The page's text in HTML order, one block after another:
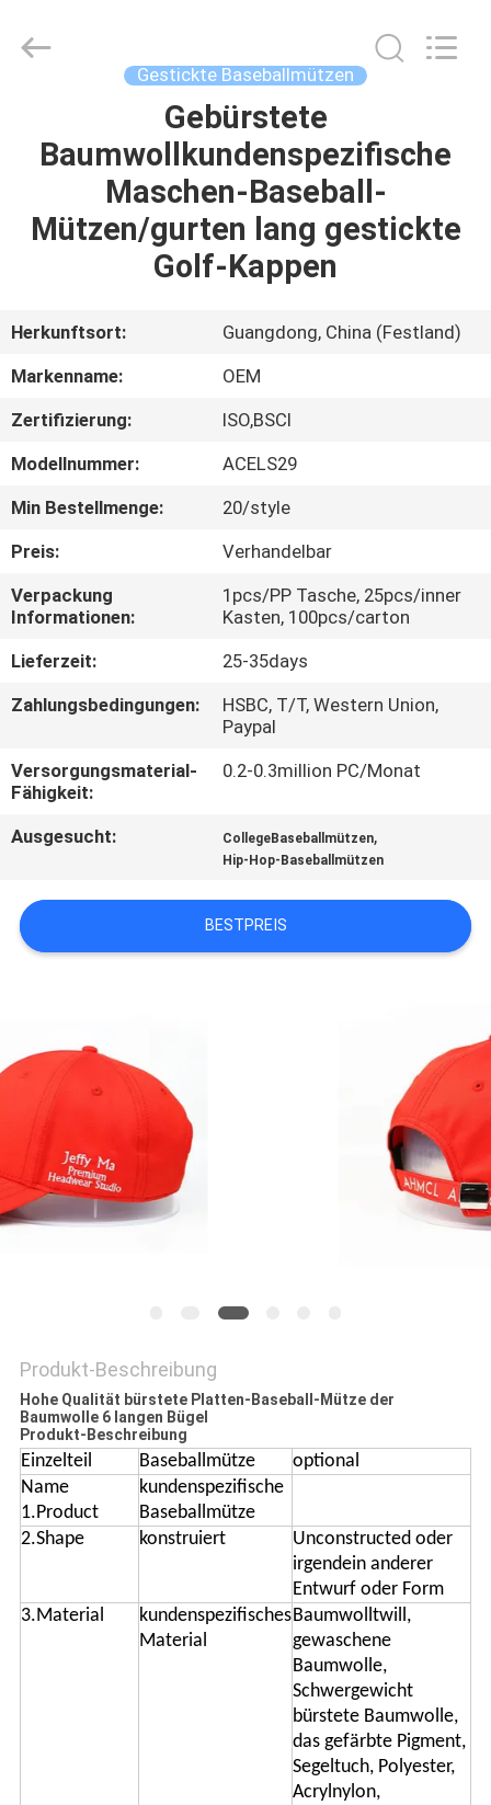
PRODUKTE
FABRIK-
QUALITÄTSKONTROLLE
TRETEN
SIE
MIT
UNS
IN
VERBINDUNG
NACHRICHTEN
SITEMAP
POLICY
Ltd..
Gestickte Baseballmützen
Gebürstete
Baumwollkundenspezifische
Maschen-Baseball-
Mützen/gurten lang gestickte
Golf-Kappen
Herkunftsort:
Guangdong, China (Festland)
Markenname:
OEM
Zertifizierung:
ISO,BSCI
Modellnummer:
ACELS29
Min Bestellmenge:
20/style
Preis:
Verhandelbar
Verpackung
Informationen:
1pcs/PP Tasche, 25pcs/inner
Kasten, 100pcs/carton
Lieferzeit:
25-35days
Zahlungsbedingungen:
HSBC, T/T, Western Union,
Paypal
Versorgungsmaterial-
Fähigkeit:
0.2-0.3million PC/Monat
Ausgesucht: CollegeBaseballmützen,
Hip-Hop-Baseballmützen
BESTPREIS
Produkt-Beschreibung
Hohe Qualität bürstete Platten-Baseball-Mütze der
Baumwolle 6 langen Bügel
Produkt-Beschreibung
Einzelteil Baseballmütze
optional
Name
1.Product
kundenspezifische
Baseballmütze
2.Shape
konstruiert
Unconstructed oder
irgendein anderer
Entwurf oder Form
3.Material
kundenspezifisches
Material
Baumwolltwill,
gewaschene
Baumwolle,
Schwergewicht
bürstete Baumwolle,
das gefärbte Pigment,
Segeltuch, Polyester,
Acrylnylon,